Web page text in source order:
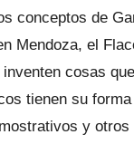
conceptos de
Mendoza, el
cosas
tienen su
y otros